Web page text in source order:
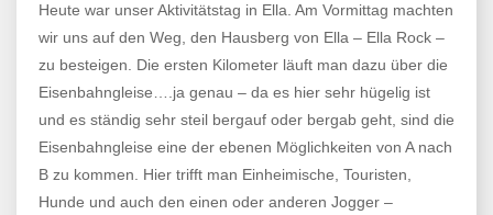
Heute war unser Aktivitätstag in Ella. Am Vormittag machten
wir uns auf den Weg, den Hausberg von Ella – Ella Rock –
zu besteigen. Die ersten Kilometer läuft man dazu über die
Eisenbahngleise….ja genau – da es hier sehr hügelig ist
und es ständig sehr steil bergauf oder bergab geht, sind die
Eisenbahngleise eine der ebenen Möglichkeiten von A nach
B zu kommen. Hier trifft man Einheimische, Touristen,
Hunde und auch den einen oder anderen Jogger –